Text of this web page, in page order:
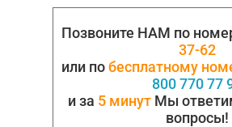
Позвоните НАМ по
37-62
или побесплатному
800 770 77
и за 5 минут Мы
вопросы!